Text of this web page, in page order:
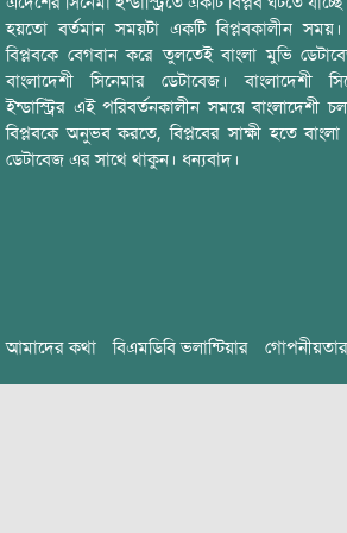
হয়তো বর্তমান সময়টা একটি বিপ্লবকালীন
বিপ্লবকে বেগবান করে তুলতেই বাংলা মুভি
বাংলাদেশী সিনেমার ডেটাবেজ। বাংলাদেশী
ইন্ডাস্ট্রির এই পরিবর্তনকালীন সময়ে বাংলাদেশী
বিপ্লবকে অনুভব করতে, বিপ্লবের সাক্ষী হতে
ডেটাবেজ এর সাথে থাকুন। ধন্যবাদ।
আমাদের কথা বিএমডিবি ভলান্টিয়ার গোপনীয়তার